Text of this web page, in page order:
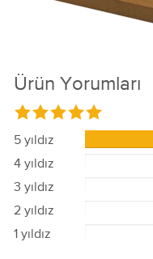
Ürün Yorumları
5 yıldız
4 yıldız
3 yıldız
2 yıldız
1 yıldız